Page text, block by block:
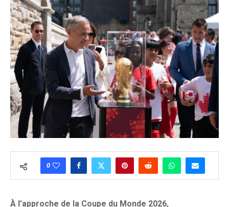
0
À l’approche de la Coupe du Monde 2026,